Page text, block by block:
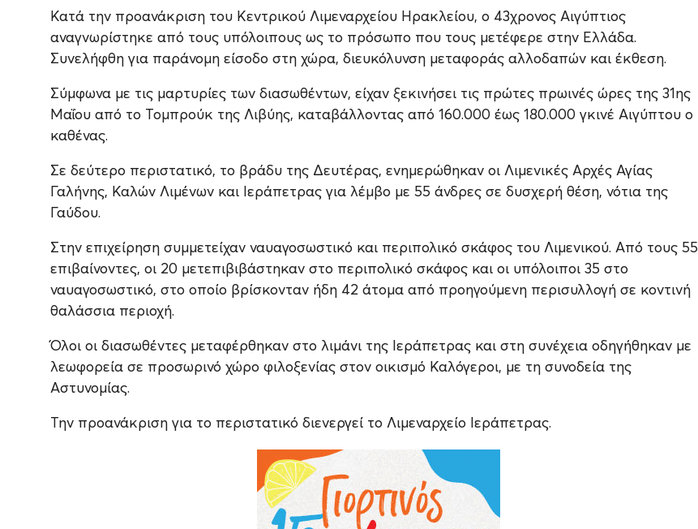
Κατά την προανάκριση του Κεντρικού Λιμεναρχείου Ηρακλείου, ο 43χρονος Αιγύπτιος
αναγνωρίστηκε από τους υπόλοιπους ως το πρόσωπο που τους μετέφερε στην Ελλάδα.
Συνελήφθη για παράνομη είσοδο στη χώρα, διευκόλυνση μεταφοράς αλλοδαπών και έκθεση.
Σύμφωνα με τις μαρτυρίες των διασωθέντων, είχαν ξεκινήσει τις πρώτες πρωινές ώρες της 31ης
Μαΐου από το Τομπρούκ της Λιβύης, καταβάλλοντας από 160.000 έως 180.000 γκινέ Αιγύπτου ο
καθένας.
Σε δεύτερο περιστατικό, το βράδυ της Δευτέρας, ενημερώθηκαν οι Λιμενικές Αρχές Αγίας
Γαλήνης, Καλών Λιμένων και Ιεράπετρας για λέμβο με 55 άνδρες σε δυσχερή θέση, νότια της
Γαύδου.
Στην επιχείρηση συμμετείχαν ναυαγοσωστικό και περιπολικό σκάφος του Λιμενικού. Από τους 55
επιβαίνοντες, οι 20 μετεπιβιβάστηκαν στο περιπολικό σκάφος και οι υπόλοιποι 35 στο
ναυαγοσωστικό, στο οποίο βρίσκονταν ήδη 42 άτομα από προηγούμενη περισυλλογή σε κοντινή
θαλάσσια περιοχή.
Όλοι οι διασωθέντες μεταφέρθηκαν στο λιμάνι της Ιεράπετρας και στη συνέχεια οδηγήθηκαν με
λεωφορεία σε προσωρινό χώρο φιλοξενίας στον οικισμό Καλόγεροι, με τη συνοδεία της
Αστυνομίας.
Την προανάκριση για το περιστατικό διενεργεί το Λιμεναρχείο Ιεράπετρας.